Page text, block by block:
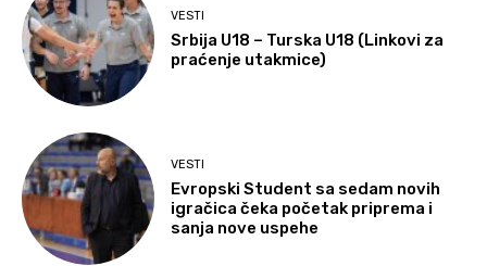
VESTI
Srbija U18 – Turska U18 (Linkovi za
praćenje utakmice)
VESTI
Evropski Student sa sedam novih
igračica čeka početak priprema i
sanja nove uspehe